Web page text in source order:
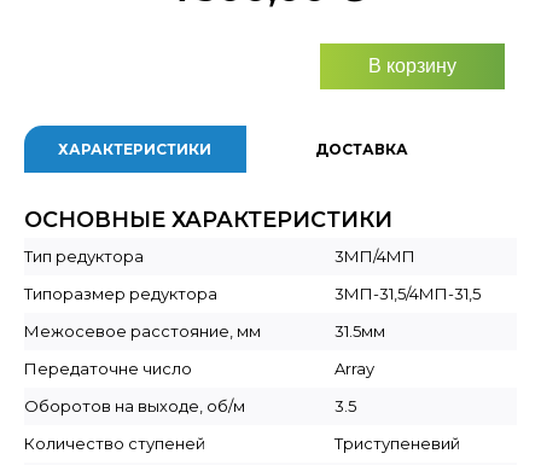
В корзину
ХАРАКТЕРИСТИКИ ДОСТАВКА
ОСНОВНЫЕ ХАРАКТЕРИСТИКИ
Тип редуктора
3МП/4МП
Типоразмер редуктора
3МП-31,5/4МП-31,5
Межосевое расстояние, мм
31.5мм
Передаточне число
Array
Оборотов на выходе, об/м
3.5
Количество ступеней
Триступеневий